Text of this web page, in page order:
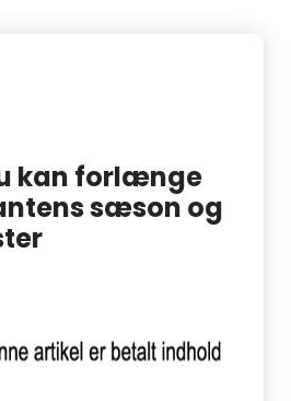
kan forlænge
sæson og